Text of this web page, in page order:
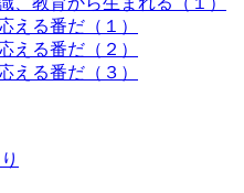
える番だ（１）
える番だ（２）
える番だ（３）